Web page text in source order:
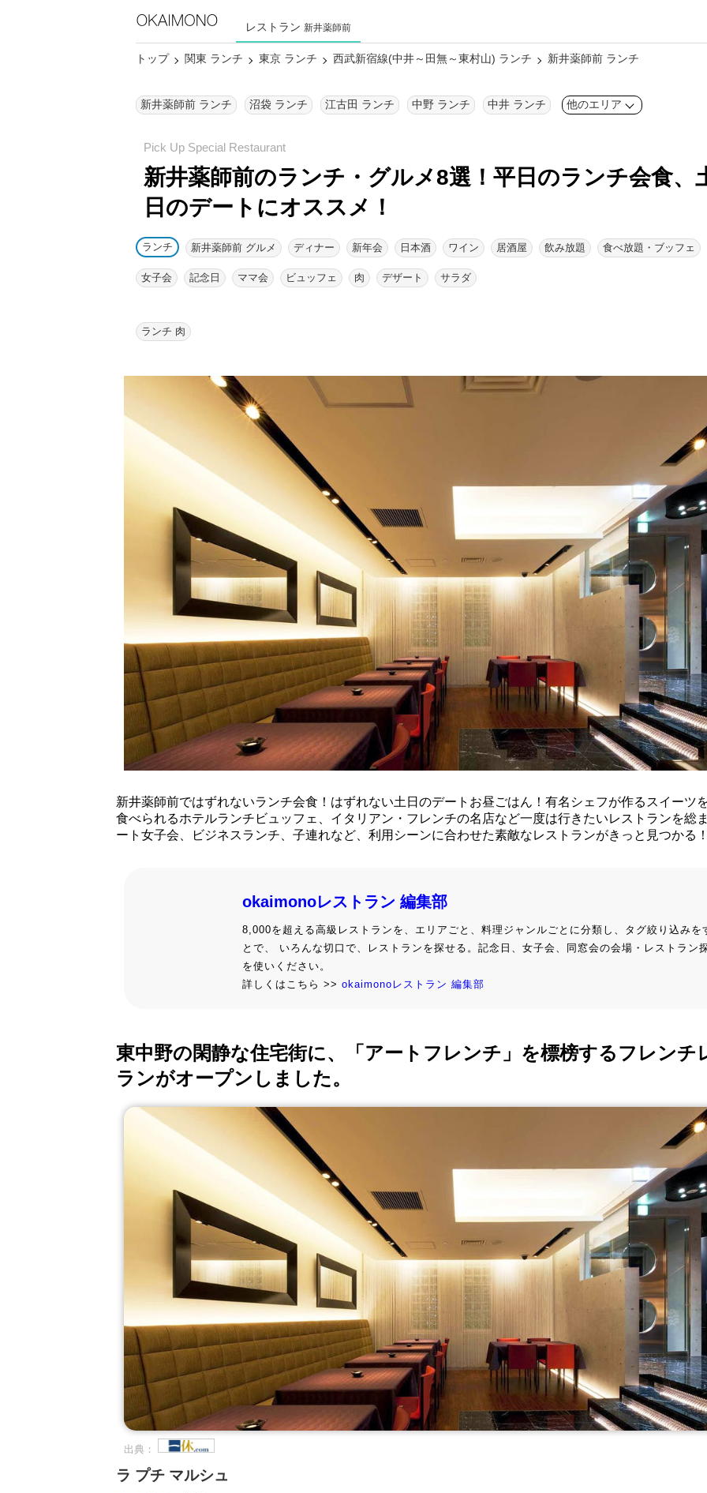
レストラン 新井薬師前
トップ 関東 ランチ 東京 ランチ 西武新宿線(中井～田無～東村山) ランチ 新井薬師前 ランチ
新井薬師前 ランチ 沼袋 ランチ 江古田 ランチ 中野 ランチ 中井 ランチ 他のエリア
新井薬師前のランチ・グルメ8選！ 平日のランチ会食、
日のデートにオススメ！
ランチ 新井薬師前 グルメ ディナー 新年会 日本酒 ワイン 居酒屋 飲み放題 食べ放題・ブッフェ
女子会 記念日 ママ会 ビュッフェ 肉 デザート サラダ
ランチ 肉
新井薬師前ではずれないランチ会食！はずれない土日のデートお昼ごはん！有名シェフが作るスイーツ
食べられるホテルランチビュッフェ、イタリアン・フレンチの名店など一度は行きたいレストランを総
ート女子会、ビジネスランチ、子連れなど、利用シーンに合わせた素敵なレストランがきっと見つかる！
okaimonoレストラン 編集部
8,000を超える高級レストランを、エリアごと、料理ジャンルごとに分類し、タグ絞り込みを
とで、 いろんな切口で、レストランを探せる。記念日、女子会、同窓会の会場・レストラン
を使いください。
詳しくはこちら >> okaimonoレストラン 編集部
東中野の閑静な住宅街に、「アートフレンチ」を標榜するフレンチ
ランがオープンしました。
出典：
ラ プチ マルシュ